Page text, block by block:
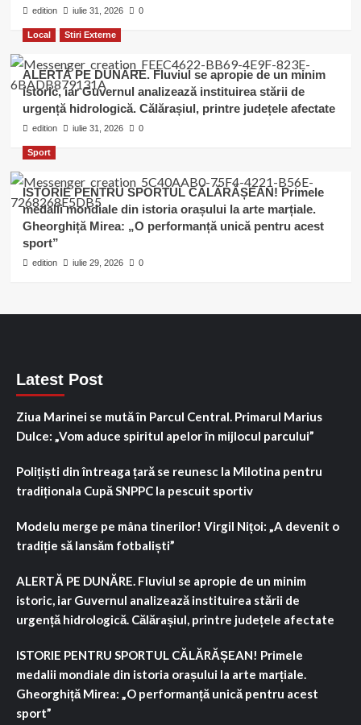
edition iulie 31, 2026 0
Local Stiri Externe
ALERTĂ PE DUNĂRE. Fluviul se apropie de un minim
istoric, iar Guvernul analizează instituirea stării de
urgență hidrologică. Călărașiul, printre județele afectate
edition iulie 31, 2026 0
Sport
ISTORIE PENTRU SPORTUL CĂLĂRĂȘEAN! Primele
medalii mondiale din istoria orașului la arte marțiale.
Gheorghiță Mirea: „O performanță unică pentru acest
sport”
edition iulie 29, 2026 0
Latest Post
Ziua Marinei se mută în Parcul Central. Primarul Marius
Dulce: „Vom aduce spiritul apelor în mijlocul parcului”
Polițiști din întreaga țară se reunesc la Milotina pentru
tradiționala Cupă SNPPC la pescuit sportiv
Modelu merge pe mâna tinerilor! Virgil Nițoi: „A devenit o
tradiție să lansăm fotbaliști”
ALERTĂ PE DUNĂRE. Fluviul se apropie de un minim
istoric, iar Guvernul analizează instituirea stării de
urgență hidrologică. Călărașiul, printre județele afectate
ISTORIE PENTRU SPORTUL CĂLĂRĂȘEAN! Primele
medalii mondiale din istoria orașului la arte marțiale.
Gheorghiță Mirea: „O performanță unică pentru acest
sport”